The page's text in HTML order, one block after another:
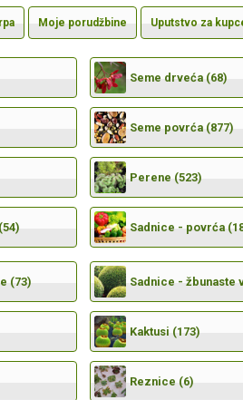
Moje porudžbine Uputstvo za
Seme drveća (68)
Seme povrća (877)
Perene (523)
Sadnice - povrća
(73) Sadnice - žbunaste
Kaktusi (173)
Reznice (6)